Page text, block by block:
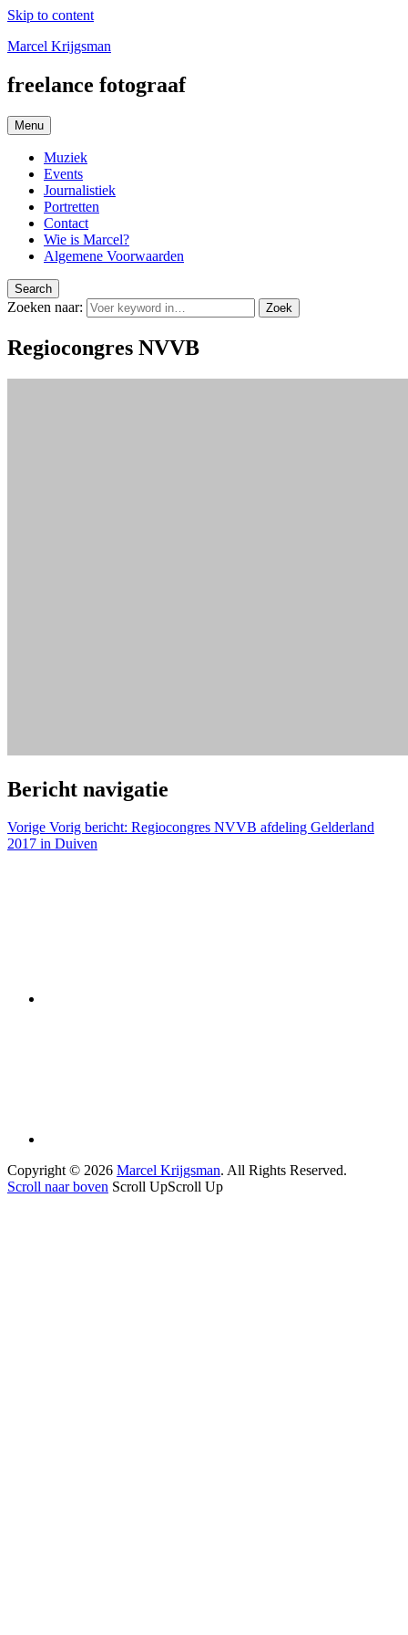
Skip to content
Marcel Krijgsman
freelance fotograaf
Menu
Muziek
Events
Journalistiek
Portretten
Contact
Wie is Marcel?
Algemene Voorwaarden
Search
Zoeken naar: Zoek
Regiocongres NVVB
Bericht navigatie
Vorige Vorig bericht: Regiocongres NVVB afdeling Gelderland
2017 in Duiven
Copyright © 2026 Marcel Krijgsman. All Rights Reserved.
Scroll naar boven Scroll UpScroll Up